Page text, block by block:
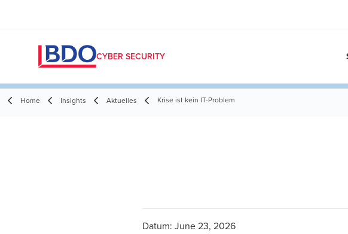
CYBER SECURITY
Home Insights Aktuelles Krise ist kein IT-Problem
Datum: June 23, 2026